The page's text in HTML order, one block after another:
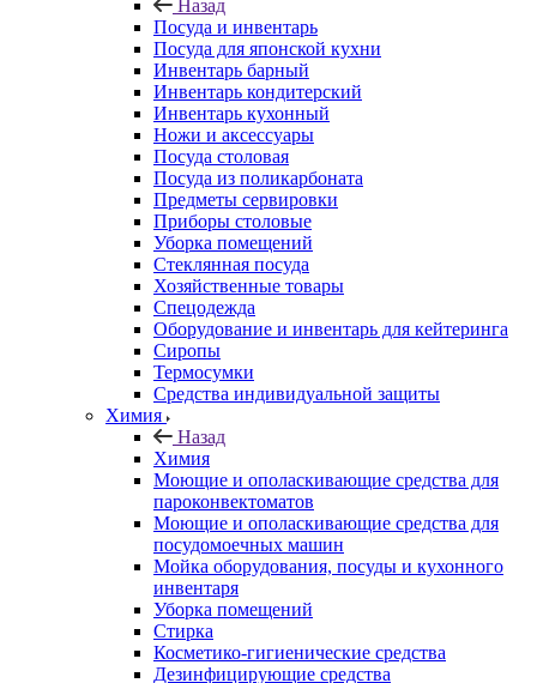
Назад
Посуда и инвентарь
Посуда для японской кухни
Инвентарь барный
Инвентарь кондитерский
Инвентарь кухонный
Ножи и аксессуары
Посуда столовая
Посуда из поликарбоната
Предметы сервировки
Приборы столовые
Уборка помещений
Стеклянная посуда
Хозяйственные товары
Спецодежда
Оборудование и инвентарь для кейтеринга
Сиропы
Термосумки
Средства индивидуальной защиты
Химия
Назад
Химия
Моющие и ополаскивающие средства для
пароконвектоматов
Моющие и ополаскивающие средства для
посудомоечных машин
Мойка оборудования, посуды и кухонного
инвентаря
Уборка помещений
Стирка
Косметико-гигиенические средства
Дезинфицирующие средства